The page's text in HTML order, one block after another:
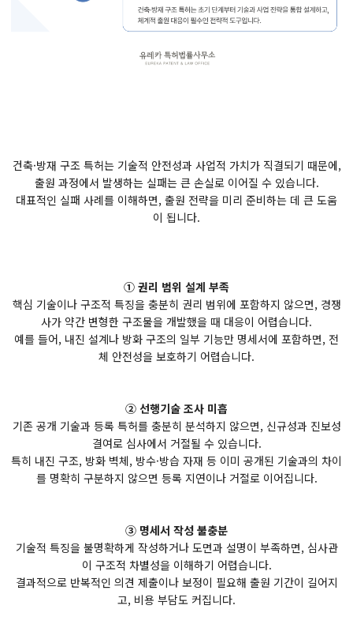
건축·방재 구조 특허는 기술적 안전성과 사업적 가치가 직결되기 때문에,
출원 과정에서 발생하는 실패는 큰 손실로 이어질 수 있습니다.
대표적인 실패 사례를 이해하면, 출원 전략을 미리 준비하는 데 큰 도움
이 됩니다.
① 권리 범위 설계 부족
핵심 기술이나 구조적 특징을 충분히 권리 범위에 포함하지 않으면, 경쟁
사가 약간 변형한 구조물을 개발했을 때 대응이 어렵습니다.
예를 들어, 내진 설계나 방화 구조의 일부 기능만 명세서에 포함하면, 전
체 안전성을 보호하기 어렵습니다.
② 선행기술 조사 미흡
기존 공개 기술과 등록 특허를 충분히 분석하지 않으면, 신규성과 진보성
결여로 심사에서 거절될 수 있습니다.
특히 내진 구조, 방화 벽체, 방수·방습 자재 등 이미 공개된 기술과의 차이
를 명확히 구분하지 않으면 등록 지연이나 거절로 이어집니다.
③ 명세서 작성 불충분
기술적 특징을 불명확하게 작성하거나 도면과 설명이 부족하면, 심사관
이 구조적 차별성을 이해하기 어렵습니다.
결과적으로 반복적인 의견 제출이나 보정이 필요해 출원 기간이 길어지
고, 비용 부담도 커집니다.